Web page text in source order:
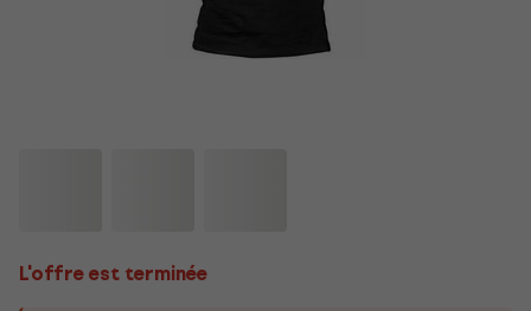
L'offre est terminée